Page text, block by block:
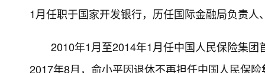
1月任职于国家开发银行，历任国际金融局负责
2010年1月至2014年1月任中国人民保险集
2017年8月，俞小平因退休不再担任中国人民保